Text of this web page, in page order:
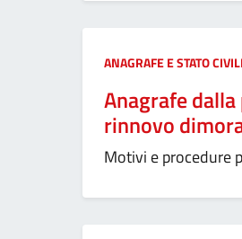
Categoria:
ANAGRAFE E STATO
Anagrafe
rinnovo
Motivi e procedure